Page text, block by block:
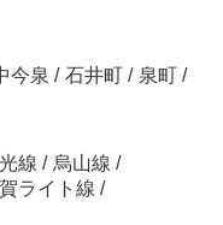
今泉 / 石井町 / 泉町 /
線 / 烏山線 /
ライト線 /